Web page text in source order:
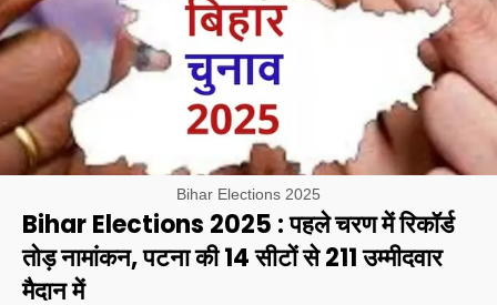
Bihar Elections 2025
Bihar Elections 2025 : पहले चरण में रिकॉर्ड
तोड़ नामांकन, पटना की 14 सीटों से 211 उम्मीदवार
मैदान में